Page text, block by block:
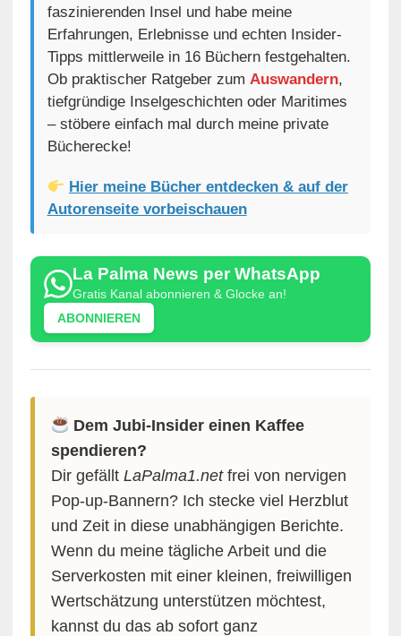
faszinierenden Insel und habe meine
Erfahrungen, Erlebnisse und echten Insider-
Tipps mittlerweile in 16 Büchern festgehalten.
Ob praktischer Ratgeber zum Auswandern,
tiefgründige Inselgeschichten oder Maritimes
– stöbere einfach mal durch meine private
Bücherecke!
Hier meine Bücher entdecken & auf der
Autorenseite vorbeischauen
La Palma News per WhatsApp
Gratis Kanal abonnieren & Glocke an!
ABONNIEREN
Dem Jubi-Insider einen Kaffee
spendieren?
Dir gefällt LaPalma1.netfrei von nervigen
Pop-up-Bannern? Ich stecke viel Herzblut
und Zeit in diese unabhängigen Berichte.
Wenn du meine tägliche Arbeit und die
Serverkosten mit einer kleinen, freiwilligen
Wertschätzung unterstützen möchtest,
kannst du das ab sofort ganz